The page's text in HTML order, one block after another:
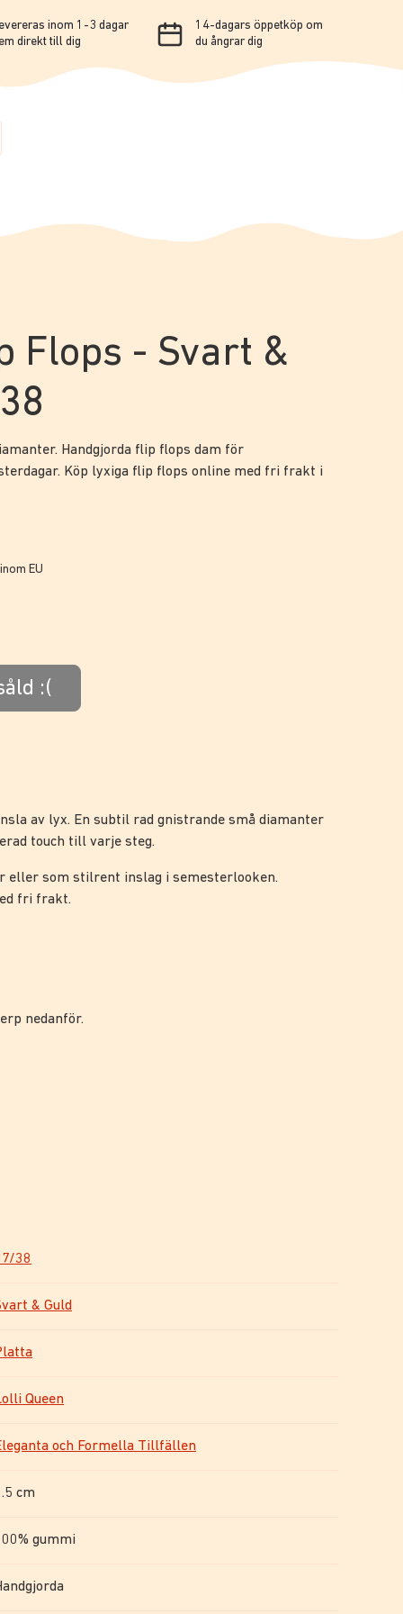
inom 1-3 dagar
direkt till dig
14-dagars öppetköp om
du ångrar dig
Flops - Svart &
Handgjorda flip flops dam för
Köp lyxiga flip flops online med fri frakt i
EU
:(
av lyx. En subtil rad gnistrande små diamanter
touch till varje steg.
eller som stilrent inslag i semesterlooken.
fri frakt.
nedanför.
38
& Guld
Queen
och Formella Tillfällen
cm
gummi